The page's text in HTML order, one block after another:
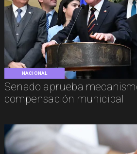
NACIONAL
Senado aprueba
compensación municipal